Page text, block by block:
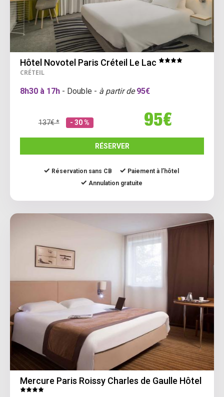
Hôtel Novotel Paris Créteil Le Lac
CRÉTEIL
8h30 à 17h - Double - à partir de 95€
137€ * - 30 % 95€
RÉSERVER
Réservation sans CB
Paiement à l’hôtel
Annulation gratuite
Mercure Paris Roissy Charles de Gaulle Hôtel